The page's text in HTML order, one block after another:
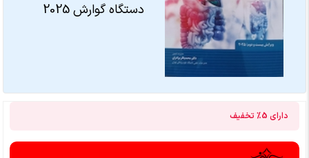
دستگاه گوارش 2025
دارای 5% تخفیف